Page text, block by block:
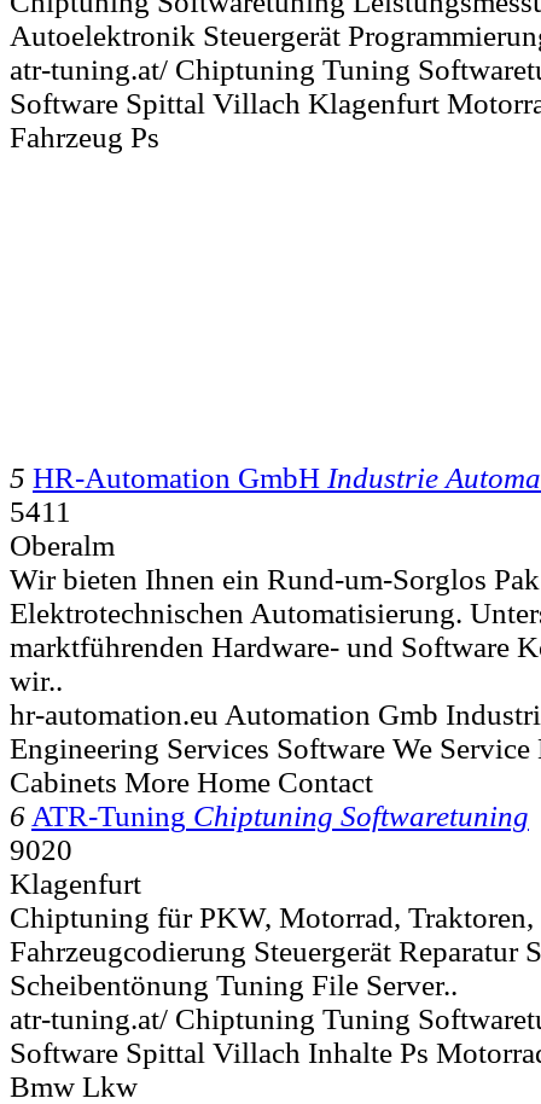
Autoelektronik Steuergerät
atr-tuning.at/ Chiptuning Tuning
Software Spittal Villach Klagenfurt
Fahrzeug Ps
5 HR-Automation GmbH Industrie
5411
Oberalm
Wir bieten Ihnen ein Rund-um-Sorglos
Elektrotechnischen Automatisierung.
marktführenden Hardware- und Software
wir..
hr-automation.eu Automation Gmb
Engineering Services Software We
Cabinets More Home Contact
6 ATR-Tuning Chiptuning Softwaretuning
9020
Klagenfurt
Chiptuning für PKW, Motorrad,
Fahrzeugcodierung Steuergerät Reparatur
Scheibentönung Tuning File Server..
atr-tuning.at/ Chiptuning Tuning
Software Spittal Villach Inhalte Ps
Bmw Lkw